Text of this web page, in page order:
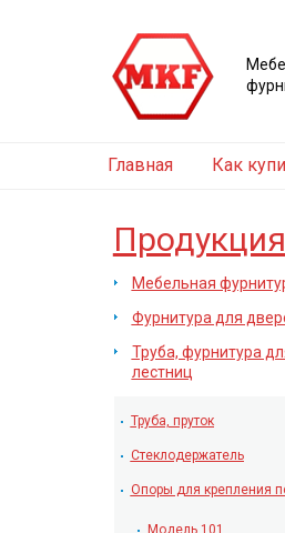
Главная Как
Продукция
Мебельная
Фурнитура для
Труба, фурнитура
лестниц
Труба, пруток
Стеклодержатель
Опоры для крепления
Модель 101